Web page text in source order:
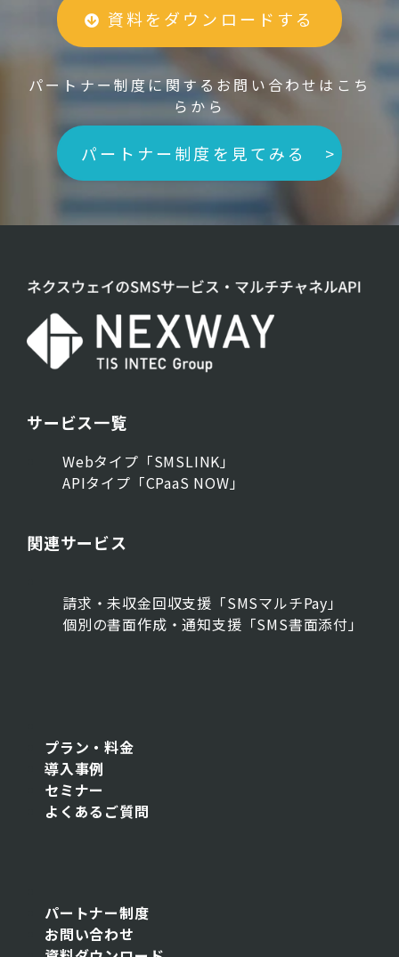
資料をダウンロードする
パートナー制度に関するお問い合わせはこち
らから
パートナー制度を見てみる >
サービス一覧
Webタイプ「SMSLINK」
APIタイプ「CPaaS NOW」
関連サービス
請求・未収金回収支援「SMSマルチPay」
個別の書面作成・通知支援「SMS書面添付」
プラン・料金
導入事例
セミナー
よくあるご質問
パートナー制度
お問い合わせ